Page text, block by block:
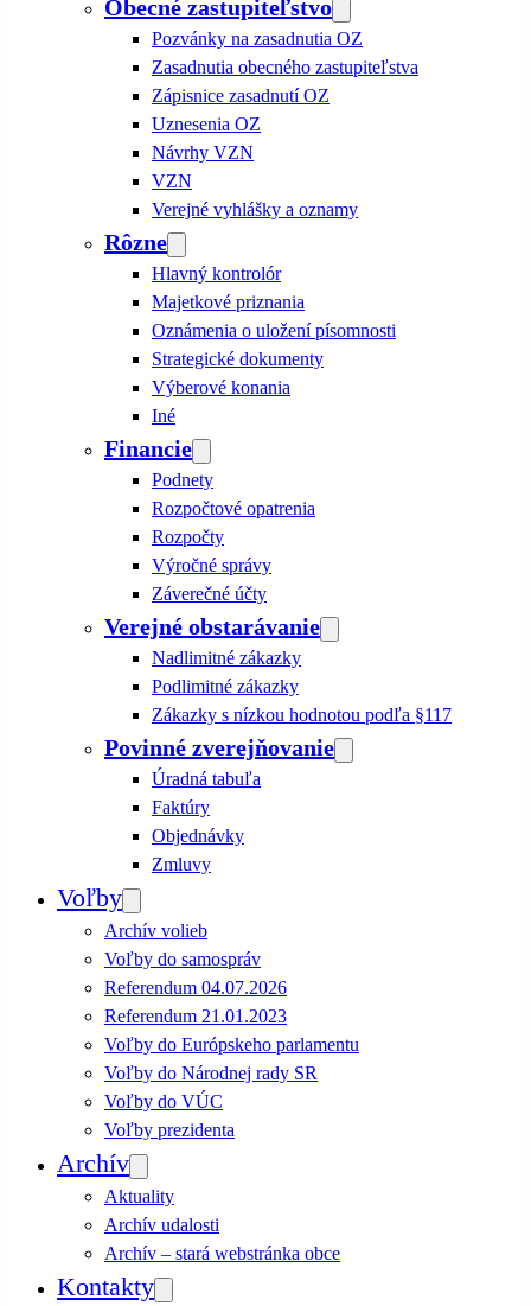
Obecné zastupiteľstvo
Pozvánky na zasadnutia OZ
Zasadnutia obecného zastupiteľstva
Zápisnice zasadnutí OZ
Uznesenia OZ
Návrhy VZN
VZN
Verejné vyhlášky a oznamy
Rôzne
Hlavný kontrolór
Majetkové priznania
Oznámenia o uložení písomnosti
Strategické dokumenty
Výberové konania
Iné
Financie
Podnety
Rozpočtové opatrenia
Rozpočty
Výročné správy
Záverečné účty
Verejné obstarávanie
Nadlimitné zákazky
Podlimitné zákazky
Zákazky s nízkou hodnotou podľa §117
Povinné zverejňovanie
Úradná tabuľa
Faktúry
Objednávky
Zmluvy
Voľby
Archív volieb
Voľby do samospráv
Referendum 04.07.2026
Referendum 21.01.2023
Voľby do Európskeho parlamentu
Voľby do Národnej rady SR
Voľby do VÚC
Voľby prezidenta
Archív
Aktuality
Archív udalosti
Archív – stará webstránka obce
Kontakty